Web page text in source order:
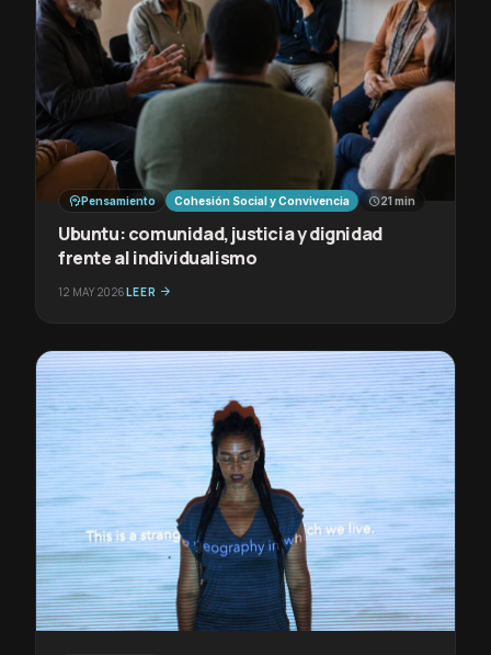
psychologyPensamiento Cohesión Social y Convivencia schedule21 min
Ubuntu: comunidad, justicia y dignidad
frente al individualismo
12 MAY 2026LEER arrow_forward